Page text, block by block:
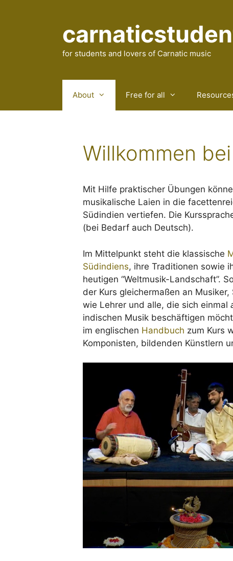
for students and lovers of Carnatic music
About Free for all
Willkommen
Mit Hilfe praktischer Übungen
musikalische Laien in die
Südindien vertiefen. Die
(bei Bedarf auch Deutsch).
Im Mittelpunkt steht die klassische
Südindiens, ihre Traditionen sowie
heutigen “Weltmusik-Landschaft”.
der Kurs gleichermaßen an Musiker,
wie Lehrer und alle, die sich einmal
indischen Musik beschäftigen
im englischen Handbuch zum Kurs
Komponisten, bildenden Künstlern